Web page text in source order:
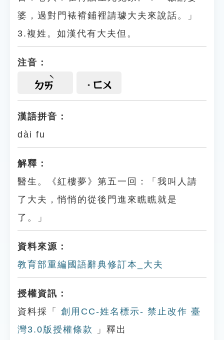
婆，過對門裱褙鋪裡請璩大夫來說話。」
3.複姓。如漢代有大夫但。
注音：
ㄉㄞ ㄈㄨ
漢語拼音：
dài fu
解釋：
醫生。《紅樓夢》第五一回：「我叫人請
了大夫，悄悄的從後門進來瞧瞧就是
了。」
資料來源：
教育部重編國語辭典修訂本_大夫
授權資訊：
資料採「
創用CC-姓名標示- 禁止改作 臺
灣3.0版授權條款
」釋出